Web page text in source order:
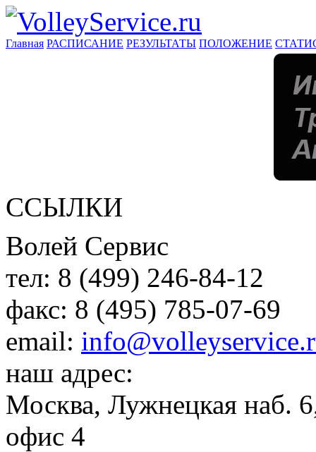
Главная РАСПИСАНИЕ РЕЗУЛЬТАТЫ ПОЛОЖЕНИЕ
ССЫЛКИ
Волей Сервис
тел: 8 (499) 246-84-12
факс: 8 (495) 785-07-69
email:
наш адрес:
Москва, Лужнецкая наб.
офис 4